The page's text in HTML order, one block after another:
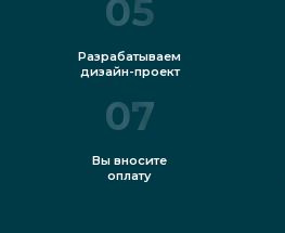
каркасе из
алюминия для
внутренней
установки
05
Разрабатываем
дизайн-проект
07
Вы вносите
оплату